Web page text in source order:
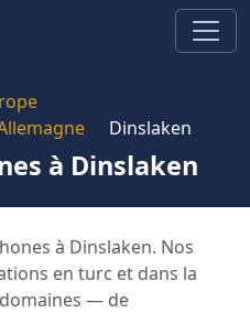
Dinslaken
à Dinslaken
à Dinslaken. Nos
en turc et dans la
— de